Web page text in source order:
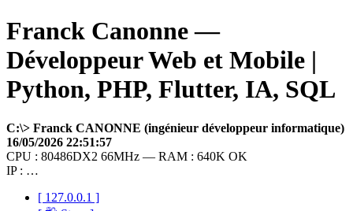
Franck Canonne —
Développeur Web et Mobile |
Python, PHP, Flutter, IA, SQL
C:\> Franck CANONNE (ingénieur développeur informatique)
16/05/2026 22:51:57
CPU : 80486DX2 66MHz — RAM : 640K OK
IP : …
[ 127.0.0.1 ]